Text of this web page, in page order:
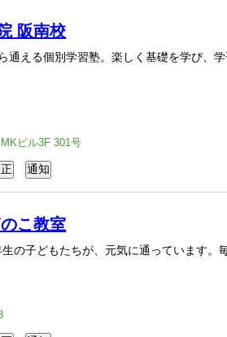
阪南校
通える個別学習塾。楽しく基礎を学び、
ビル3F 301号
こ教室
の子どもたちが、元気に通っています。